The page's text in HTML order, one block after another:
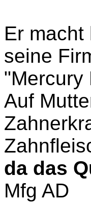
Er
seine
"Mercury
Auf
da das
Mfg AD